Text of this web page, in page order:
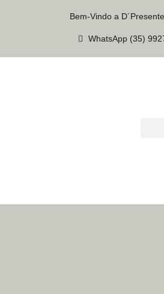
Bem-Vindo a
WhatsApp (35)